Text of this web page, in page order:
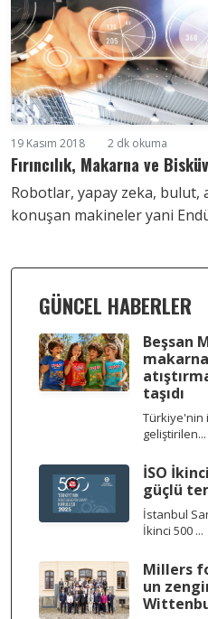
19 Kasım 2018 2 dk okuma
Fırıncılık, Makarna ve
Robotlar, yapay zeka,
konuşan makineler yani
GÜNCEL HABERLER
Beşsan
taşıdı
Türkiye'nin
geliştirilen...
İSO
güçlü
İstanbul
İkinci 500 ...
Millers
un